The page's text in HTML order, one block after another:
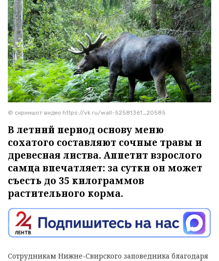
© скриншот видео https://vk.ru/wall-52581361_20585
В летний период основу меню
сохатого составляют сочные травы и
древесная листва. Аппетит взрослого
самца впечатляет: за сутки он может
съесть до 35 килограммов
растительного корма.
Сотрудникам Нижне-Свирского заповедника благодаря